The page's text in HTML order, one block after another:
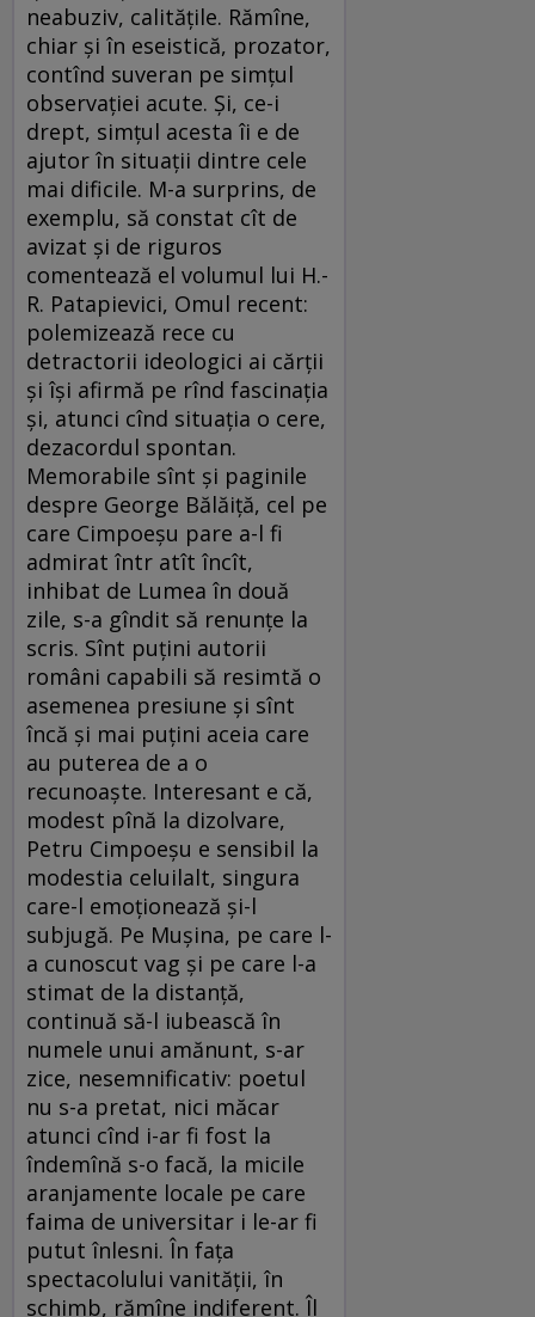
neabuziv, calitățile. Rămîne,
chiar și în eseistică, prozator,
contînd suveran pe simțul
observației acute. Și, ce-i
drept, simțul acesta îi e de
ajutor în situații dintre cele
mai dificile. M-a surprins, de
exemplu, să constat cît de
avizat și de riguros
comentează el volumul lui H.-
R. Patapievici, Omul recent:
polemizează rece cu
detractorii ideologici ai cărții
și își afirmă pe rînd fascinația
și, atunci cînd situația o cere,
dezacordul spontan.
Memorabile sînt și paginile
despre George Bălăiță, cel pe
care Cimpoeșu pare a-l fi
admirat într atît încît,
inhibat de Lumea în două
zile, s-a gîndit să renunțe la
scris. Sînt puțini autorii
români capabili să resimtă o
asemenea presiune și sînt
încă și mai puțini aceia care
au puterea de a o
recunoaște. Interesant e că,
modest pînă la dizolvare,
Petru Cimpoeșu e sensibil la
modestia celuilalt, singura
care-l emoționează și-l
subjugă. Pe Mușina, pe care l-
a cunoscut vag și pe care l-a
stimat de la distanță,
continuă să-l iubească în
numele unui amănunt, s-ar
zice, nesemnificativ: poetul
nu s-a pretat, nici măcar
atunci cînd i-ar fi fost la
îndemînă s-o facă, la micile
aranjamente locale pe care
faima de universitar i le-ar fi
putut înlesni. În fața
spectacolului vanității, în
schimb, rămîne indiferent. Îl